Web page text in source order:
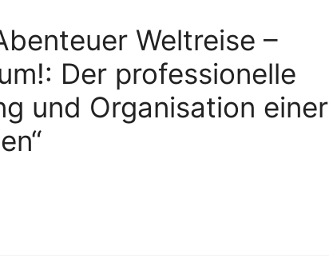
Weltreise –
Der professionelle
und Organisation einer